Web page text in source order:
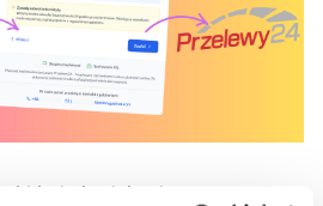
kiedy i gdzie chce